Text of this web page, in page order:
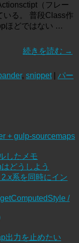
（フレー
いる。 普段Class作
ほどではない …
続きを読む →
, snippet| パー
+ gulp-sourcemaps
したメモ
どうしよう
2.x系を同時にイン
/
出力を止めたい